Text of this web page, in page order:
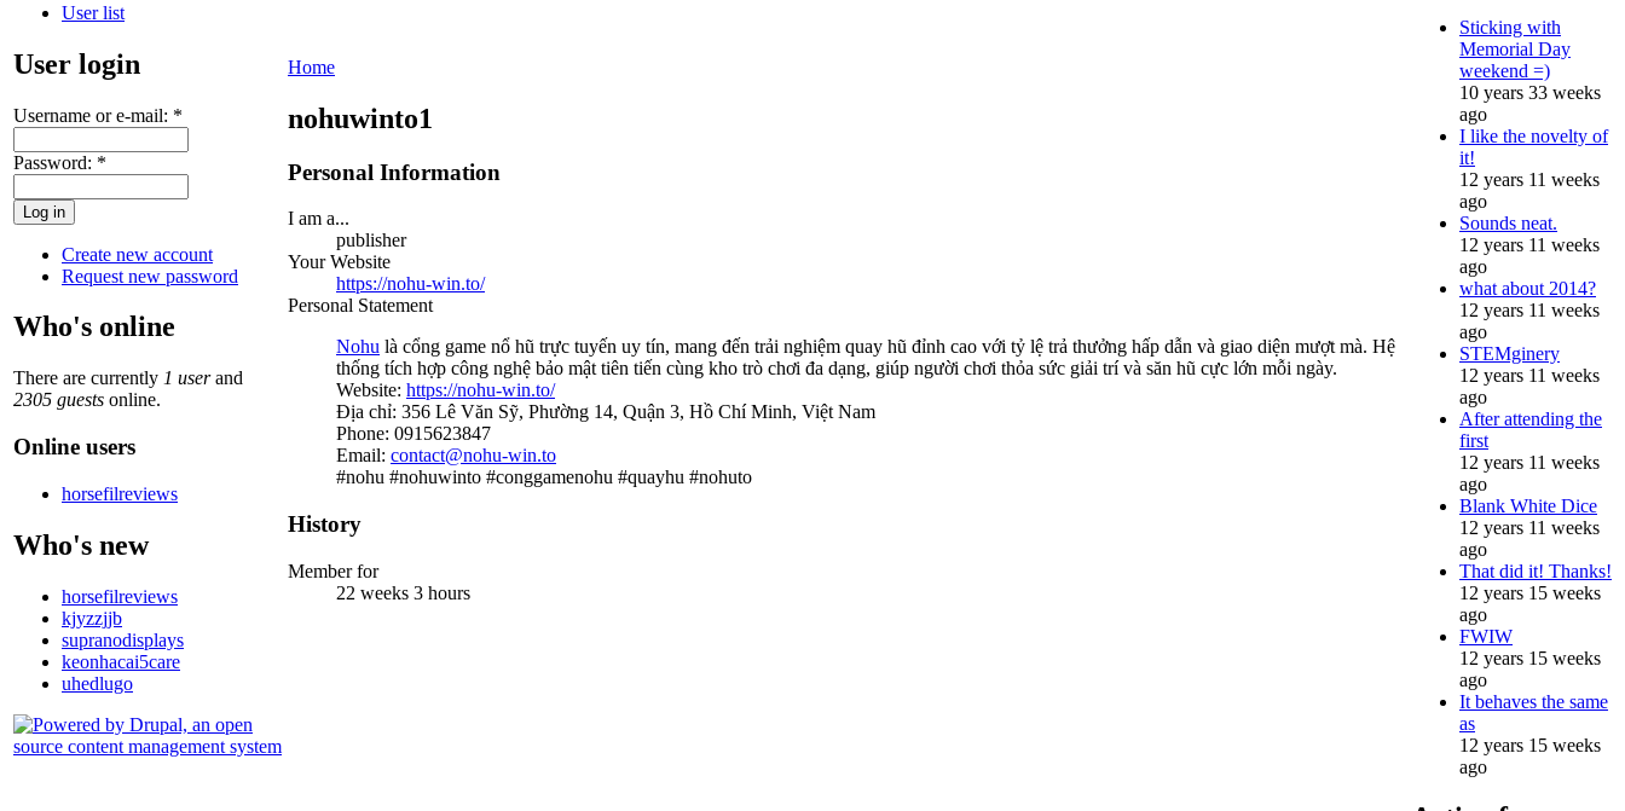
User list
User login
Username or e-mail: *
Password: *
Create new account
Request new password
Who's online
There are currently 1 userand
2305 guests online.
Online users
horsefilreviews
Who's new
horsefilreviews
kjyzzjjb
supranodisplays
keonhacai5care
uhedlugo
Home
nohuwinto1
Personal Information
I am a...
publisher
Your Website
https://nohu-win.to/
Personal Statement
Nohu là cổng game nổ hũ trực tuyến uy tín, mang đến trải nghiệm quay hũ đỉnh cao với tỷ lệ trả thưởng hấp dẫn và giao diện mượt mà. Hệ
thống tích hợp công nghệ bảo mật tiên tiến cùng kho trò chơi đa dạng, giúp người chơi thỏa sức giải trí và săn hũ cực lớn mỗi ngày.
Website: https://nohu-win.to/
Địa chỉ: 356 Lê Văn Sỹ, Phường 14, Quận 3, Hồ Chí Minh, Việt Nam
Phone: 0915623847
Email: contact@nohu-win.to
#nohu #nohuwinto #conggamenohu #quayhu #nohuto
History
Member for
22 weeks 3 hours
Sticking with
Memorial Day
weekend =)
10 years 33 weeks
ago
I like the novelty of
it!
12 years 11 weeks
ago
Sounds neat.
12 years 11 weeks
ago
what about 2014?
12 years 11 weeks
ago
STEMginery
12 years 11 weeks
ago
After attending the
first
12 years 11 weeks
ago
Blank White Dice
12 years 11 weeks
ago
That did it! Thanks!
12 years 15 weeks
ago
FWIW
12 years 15 weeks
ago
It behaves the same
as
12 years 15 weeks
ago